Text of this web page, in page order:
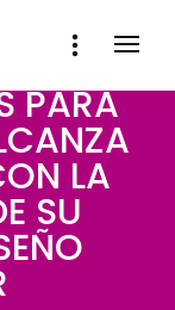
PARA
LA
SU